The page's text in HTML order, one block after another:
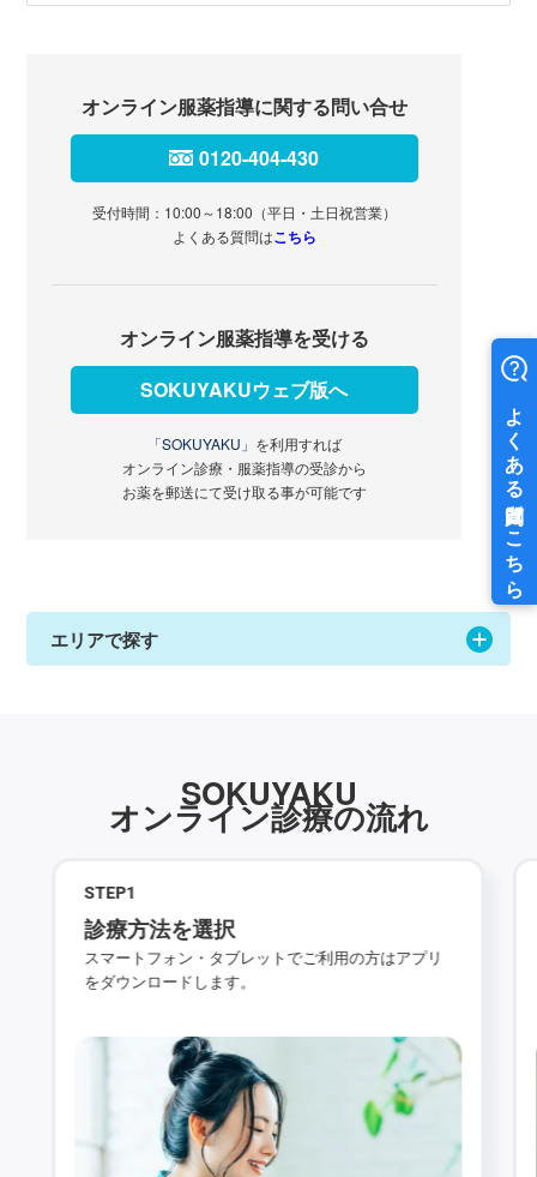
オンライン服薬指導に関する問い合せ
0120-404-430
受付時間：10:00～18:00（平日・土日祝営業）
よくある質問はこちら
オンライン服薬指導を受ける
SOKUYAKUウェブ版へ
「SOKUYAKU」 を利用すれば
オンライン診療・服薬指導の受診から
お薬を郵送にて受け取る事が可能です
エリアで探す
SOKUYAKU
オンライン診療の流れ
STEP1
診療方法を選択
スマートフォン・タブレットでご利用の方はアプリ
をダウンロードします。